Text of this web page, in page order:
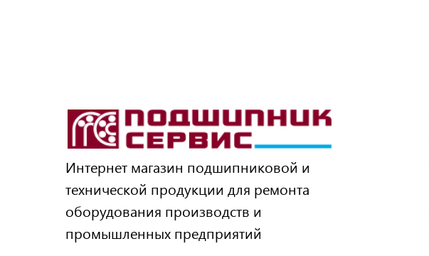
Интернет магазин подшипниковой и
технической продукции для ремонта
оборудования производств и
промышленных предприятий